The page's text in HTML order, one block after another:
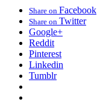
Share on Facebook
Share on Twitter
Google+
Reddit
Pinterest
Linkedin
Tumblr